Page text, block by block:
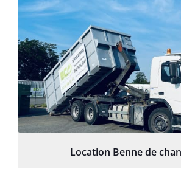
Location Benne de